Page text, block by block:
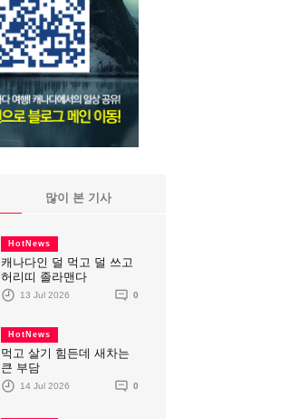
많이 본 기사
HotNews
캐나다인 덜 먹고 덜 쓰고
허리띠 졸라맨다
13 Jul 2026 0
HotNews
먹고 살기 힘든데 새차는
큰 부담
14 Jul 2026 0